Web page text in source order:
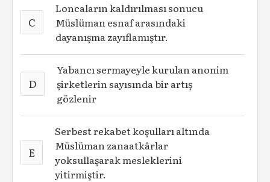
C
Loncaların kaldırılması sonucu
Müslüman esnaf arasındaki
dayanışma zayıflamıştır.
D
Yabancı sermayeyle kurulan anonim
şirketlerin sayısında bir artış
gözlenir
E
Serbest rekabet koşulları altında
Müslüman zanaatkârlar
yoksullaşarak mesleklerini
yitirmiştir.